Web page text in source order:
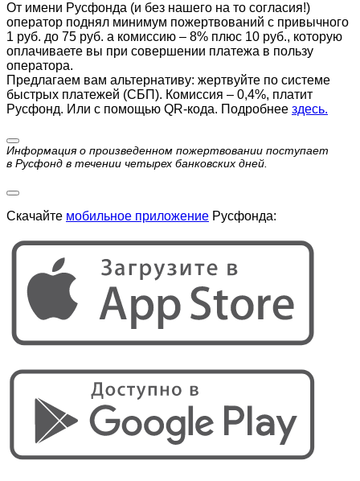
От имени Русфонда (и без нашего на то согласия!)
оператор поднял минимум пожертвований с привычного
1 руб. до 75 руб. а комиссию – 8% плюс 10 руб., которую
оплачиваете вы при совершении платежа в пользу
оператора.
Предлагаем вам альтернативу: жертвуйте по cистеме
быстрых платежей (СБП). Комиссия – 0,4%, платит
Русфонд. Или с помощью QR-кода. Подробнее здесь.
Информация о произведенном пожертвовании поступает
в Русфонд в течении четырех банковских дней.
Скачайте мобильное приложение Русфонда: